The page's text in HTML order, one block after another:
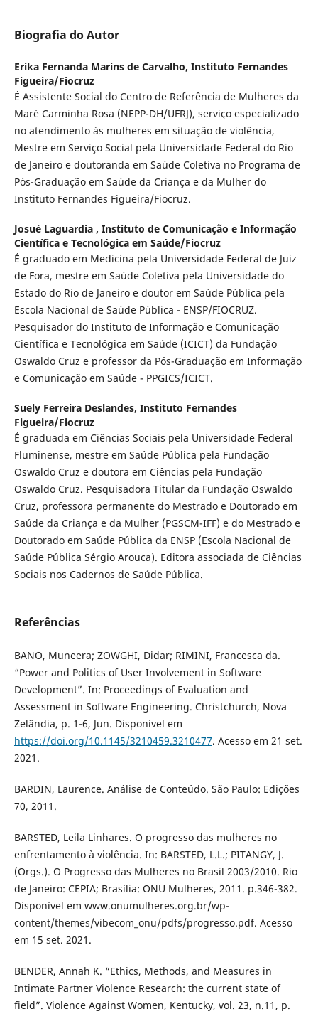
Biografia do Autor
Erika Fernanda Marins de Carvalho, Instituto Fernandes
Figueira/Fiocruz
É Assistente Social do Centro de Referência de Mulheres da
Maré Carminha Rosa (NEPP-DH/UFRJ), serviço especializado
no atendimento às mulheres em situação de violência,
Mestre em Serviço Social pela Universidade Federal do Rio
de Janeiro e doutoranda em Saúde Coletiva no Programa de
Pós-Graduação em Saúde da Criança e da Mulher do
Instituto Fernandes Figueira/Fiocruz.
Josué Laguardia , Instituto de Comunicação e Informação
Científica e Tecnológica em Saúde/Fiocruz
É graduado em Medicina pela Universidade Federal de Juiz
de Fora, mestre em Saúde Coletiva pela Universidade do
Estado do Rio de Janeiro e doutor em Saúde Pública pela
Escola Nacional de Saúde Pública - ENSP/FIOCRUZ.
Pesquisador do Instituto de Informação e Comunicação
Científica e Tecnológica em Saúde (ICICT) da Fundação
Oswaldo Cruz e professor da Pós-Graduação em Informação
e Comunicação em Saúde - PPGICS/ICICT.
Suely Ferreira Deslandes, Instituto Fernandes
Figueira/Fiocruz
É graduada em Ciências Sociais pela Universidade Federal
Fluminense, mestre em Saúde Pública pela Fundação
Oswaldo Cruz e doutora em Ciências pela Fundação
Oswaldo Cruz. Pesquisadora Titular da Fundação Oswaldo
Cruz, professora permanente do Mestrado e Doutorado em
Saúde da Criança e da Mulher (PGSCM-IFF) e do Mestrado e
Doutorado em Saúde Pública da ENSP (Escola Nacional de
Saúde Pública Sérgio Arouca). Editora associada de Ciências
Sociais nos Cadernos de Saúde Pública.
Referências
BANO, Muneera; ZOWGHI, Didar; RIMINI, Francesca da.
“Power and Politics of User Involvement in Software
Development”. In: Proceedings of Evaluation and
Assessment in Software Engineering. Christchurch, Nova
Zelândia, p. 1-6, Jun. Disponível em
https://doi.org/10.1145/3210459.3210477. Acesso em 21 set.
2021.
BARDIN, Laurence. Análise de Conteúdo. São Paulo: Edições
70, 2011.
BARSTED, Leila Linhares. O progresso das mulheres no
enfrentamento à violência. In: BARSTED, L.L.; PITANGY, J.
(Orgs.). O Progresso das Mulheres no Brasil 2003/2010. Rio
de Janeiro: CEPIA; Brasília: ONU Mulheres, 2011. p.346-382.
Disponível em www.onumulheres.org.br/wp-
content/themes/vibecom_onu/pdfs/progresso.pdf. Acesso
em 15 set. 2021.
BENDER, Annah K. “Ethics, Methods, and Measures in
Intimate Partner Violence Research: the current state of
field”. Violence Against Women, Kentucky, vol. 23, n.11, p.